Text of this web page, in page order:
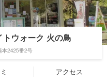
ウォーク 火の鳥
2425番2号
アクセス